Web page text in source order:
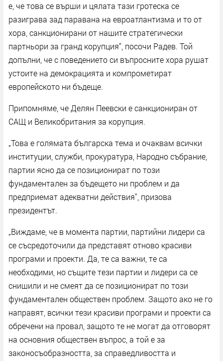
е, че това се върши и цялата тази гротеска се
разиграва зад паравана на евроатлантизма и то от
хора, санкционирани от нашите стратегически
партньори за гранд корупция“, посочи Радев. Той
допълни, че с поведението си въпросните хора рушат
устоите на демокрацията и компрометират
европейското ни бъдеще.
Припомняме, че Делян Пеевски е санкциониран от
САЩ и Великобритания за корупция.
„Това е голямата българска тема и очаквам всички
институции, служби, прокуратура, Народно събрание,
партии ясно да се позиционират по този
фундаментален за бъдещето ни проблем и да
предприемат адекватни действия", призова
президентът.
„Виждаме, че в момента партии, партийни лидери са
се съсредоточили да представят отново красиви
програми и проекти. Да, те са важни, те са
необходими, но същите тези партии и лидери са се
снишили и не смеят да се позиционират по този
фундаментален обществен проблем. Защото ако не го
направят, всички тези красиви програми и проекти са
обречени на провал, защото те не могат да отговорят
на основния обществен въпрос, а той е за
законосъобразността, за справедливостта и